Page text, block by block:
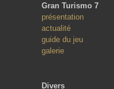
Gran Turismo 7
présentation
actualité
guide du jeu
galerie
Divers